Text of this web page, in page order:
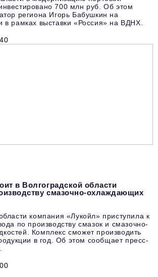
700 млн руб. Об этом
региона Игорь Бабушкин на
в рамках выставки «Россия» на ВДНХ.
в Волгоградской области
смазочно-охлаждающих
компания «Лукойл» приступила к
по производству смазок и смазочно-
Комплекс сможет производить
в год. Об этом сообщает пресс-